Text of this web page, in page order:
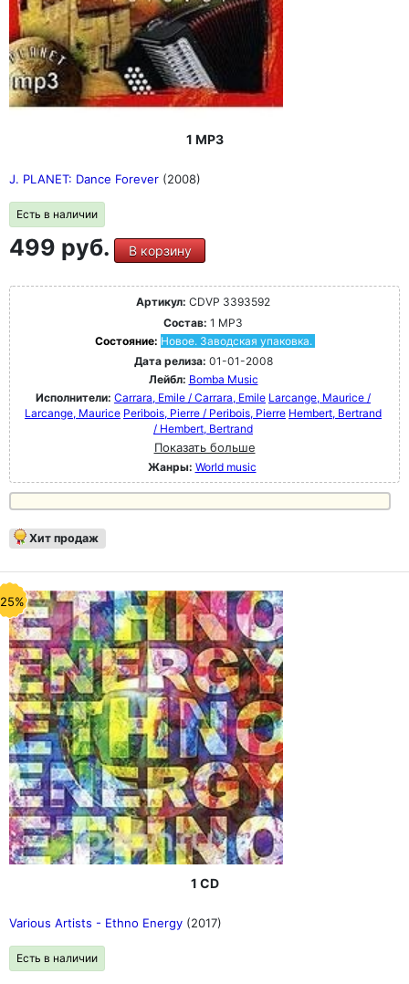
1 MP3
J. PLANET: Dance Forever (2008)
Есть в наличии
499 руб. В корзину
Артикул: CDVP 3393592
Состав: 1 MP3
Состояние: Новое. Заводская упаковка.
Дата релиза: 01-01-2008
Лейбл: Bomba Music
Исполнители: Carrara, Emile / Carrara, Emile Larcange, Maurice /
Larcange, Maurice Peribois, Pierre / Peribois, Pierre Hembert, Bertrand
/ Hembert, Bertrand
Показать больше
Жанры: World music
Хит продаж
1 CD
Various Artists - Ethno Energy (2017)
Есть в наличии